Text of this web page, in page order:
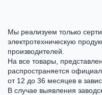
Мы реализуем только
электротехническую
производителей.
На все товары,
распространяется
от 12 до 36 месяцев в
В случае выявления